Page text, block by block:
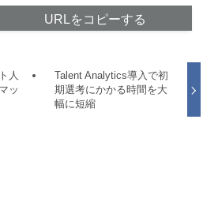
URLをコピーする
人
ッ
Talent Analytics導入で初
期選考にかかる時間を大
幅に短縮